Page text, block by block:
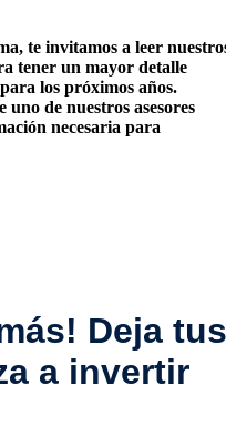
te invitamos a leer
tener un mayor detalle
los próximos años.
de nuestros asesores
necesaria para
Deja tus
a invertir